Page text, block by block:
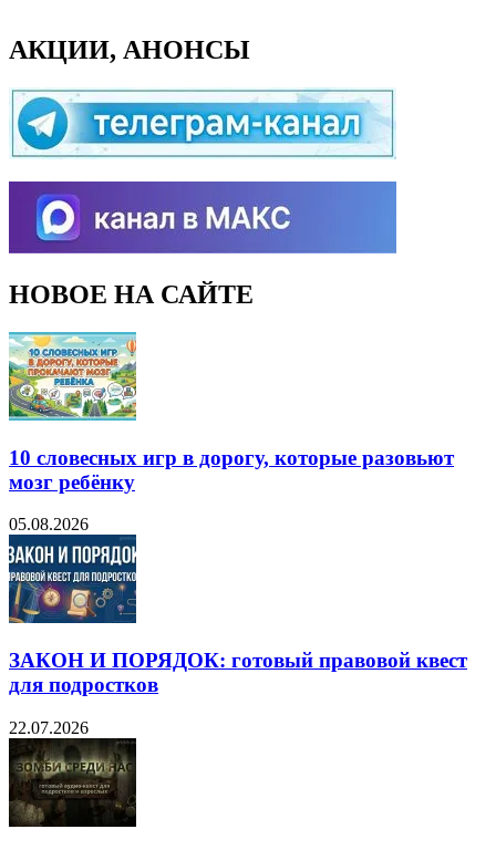
АКЦИИ, АНОНСЫ
НОВОЕ НА САЙТЕ
10 словесных игр в дорогу, которые разовьют
мозг ребёнку
05.08.2026
ЗАКОН И ПОРЯДОК: готовый правовой квест
для подростков
22.07.2026